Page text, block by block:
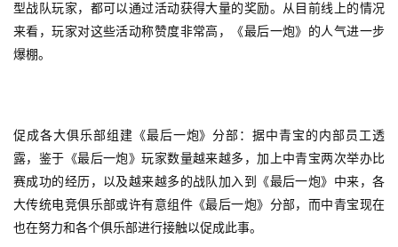
创
游
手
机
游
戏
型战队玩家，都可以通过活动获得大量的奖励。从目前线上的情况
来看，玩家对这些活动称赞度非常高，《最后一炮》的人气进一步
爆棚。
促成各大俱乐部组建《最后一炮》分部：据中青宝的内部员工透
露，鉴于《最后一炮》玩家数量越来越多，加上中青宝两次举办比
赛成功的经历，以及越来越多的战队加入到《最后一炮》中来，各
大传统电竞俱乐部或许有意组件《最后一炮》分部，而中青宝现在
也在努力和各个俱乐部进行接触以促成此事。